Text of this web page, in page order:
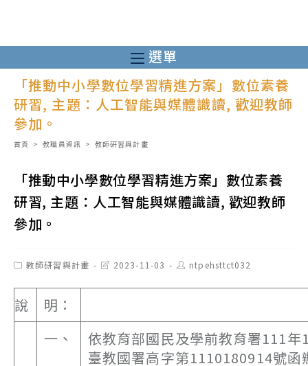
至
主
內
選單
「推動中小學數位學習精進方案」數位素養
研習, 主題：人工智能與媒體識讀, 歡迎教師
參加。
首頁 > 教職員資訊 > 教師研習與計畫
「推動中小學數位學習精進方案」數位素養
研習, 主題：人工智能與媒體識讀, 歡迎教師
參加。
Post教師研習與計畫
Post2023-11-03
Post
author:
ntpehsttct032
說
明：
一、
依教育部國民及學前教育署111年
臺教國署高字第1110180914號函